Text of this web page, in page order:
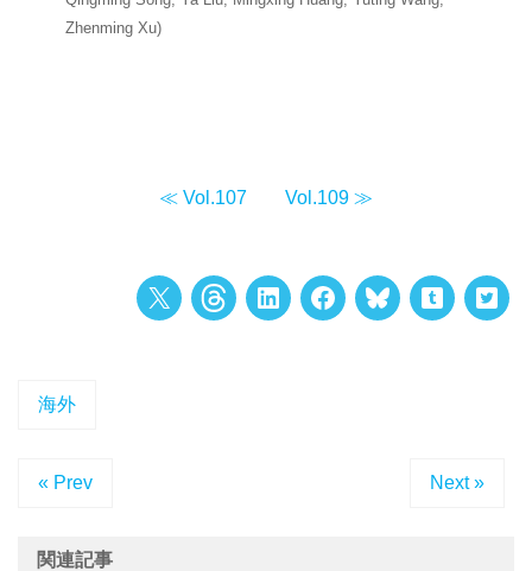
Zhenming Xu)
≪ Vol.107 Vol.109 ≫
海外
« Prev Next »
関連記事